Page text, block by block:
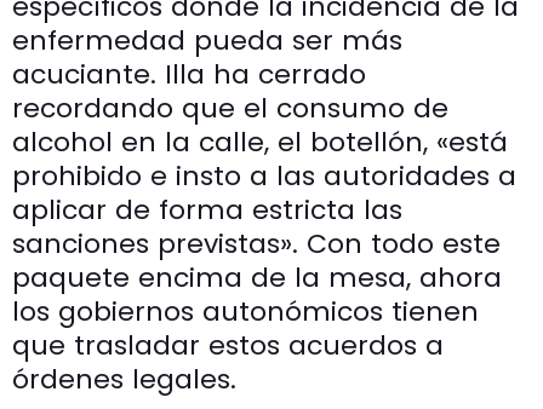
enfermedad pueda ser más
acuciante. Illa ha cerrado
recordando que el consumo de
alcohol en la calle, el botellón, «está
prohibido e insto a las autoridades a
aplicar de forma estricta las
sanciones previstas». Con todo este
paquete encima de la mesa, ahora
los gobiernos autonómicos tienen
que trasladar estos acuerdos a
órdenes legales.